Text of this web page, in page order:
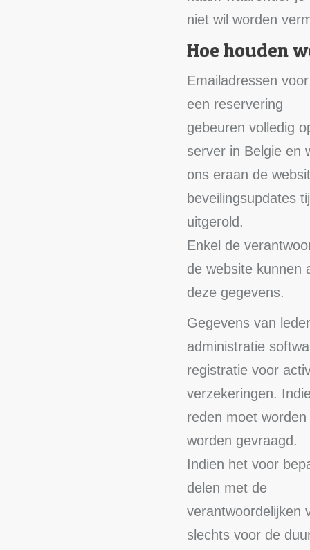
niet wil worden
Hoe houden
Emailadressen
een reservering
gebeuren volledig
server in Belgie en
ons eraan de
beveilingsupdates
uitgerold.
Enkel de
de website kunnen
deze gegevens.
Gegevens van
administratie
registratie voor
verzekeringen.
reden moet
worden gevraagd.
Indien het voor
delen met de
verantwoordelijken
slechts voor de